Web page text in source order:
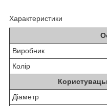
Характеристики
Виробник
Колір
Діаметр